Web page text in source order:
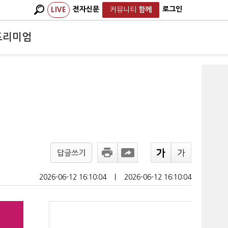
LIVE 전자신문 커뮤니티 함께 로그인
리미엄
답글쓰기
2026-06-12 16:10:04 2026-06-12 16:10:04